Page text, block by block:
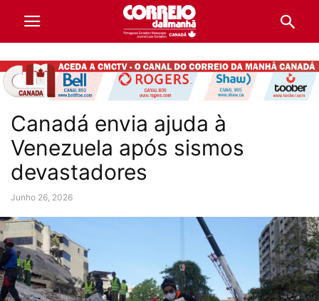
Canadá envia ajuda à
Venezuela após sismos
devastadores
Junho 26, 2026